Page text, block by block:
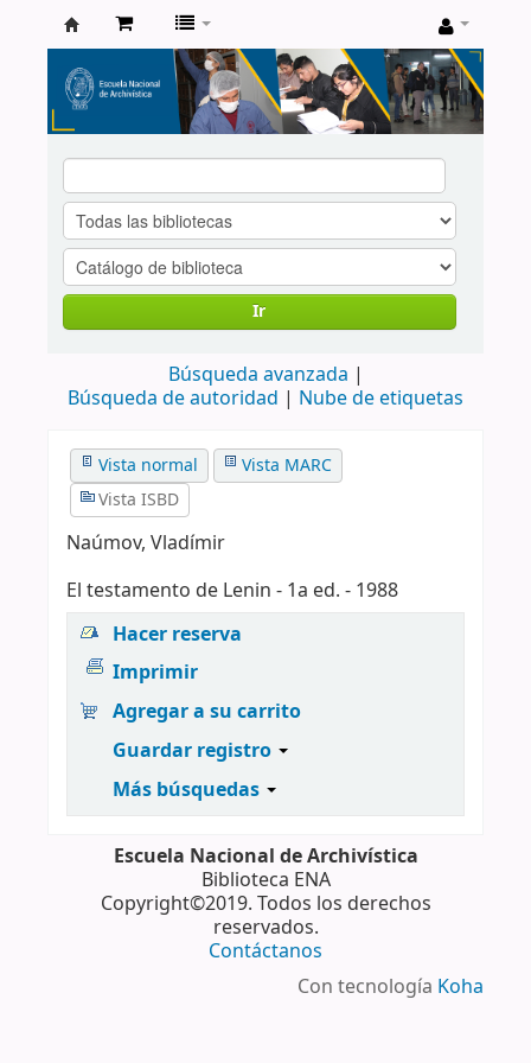
Catálogo
de
Biblioteca
ENA
Ir
Búsqueda avanzada
Búsqueda de autoridad
Nube de etiquetas
Vista normal
Vista MARC
Vista ISBD
Naúmov, Vladímir
El testamento de Lenin - 1a ed. - 1988
Hacer reserva
Imprimir
Agregar a su carrito
Guardar registro
Más búsquedas
Escuela Nacional de Archivística
Biblioteca ENA
Copyright©2019. Todos los derechos
reservados.
Contáctanos
Con tecnología Koha